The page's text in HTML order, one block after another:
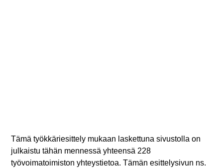
Tämä työkkäriesittely mukaan laskettuna sivustolla on
julkaistu tähän mennessä yhteensä 228
työvoimatoimiston yhteystietoa. Tämän esittelysivun ns.